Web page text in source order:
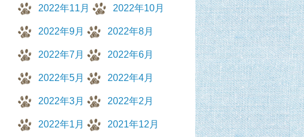
2022年11月 2022年10月
2022年9月 2022年8月
2022年7月 2022年6月
2022年5月 2022年4月
2022年3月 2022年2月
2022年1月 2021年12月